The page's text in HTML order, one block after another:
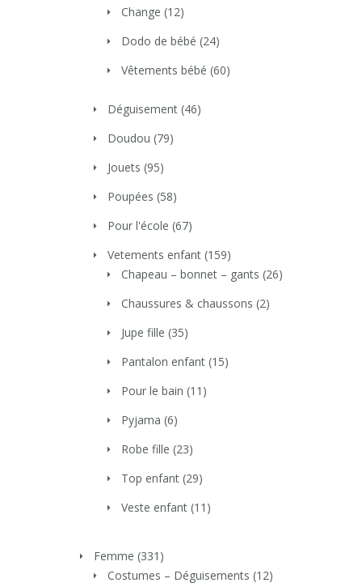
Change (12)
Dodo de bébé (24)
Vêtements bébé (60)
Déguisement (46)
Doudou (79)
Jouets (95)
Poupées (58)
Pour l'école (67)
Vetements enfant (159)
Chapeau – bonnet – gants (26)
Chaussures & chaussons (2)
Jupe fille (35)
Pantalon enfant (15)
Pour le bain (11)
Pyjama (6)
Robe fille (23)
Top enfant (29)
Veste enfant (11)
Femme (331)
Costumes – Déguisements (12)